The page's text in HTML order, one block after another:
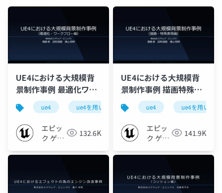
UE4における大規模背
景制作事例 最適化ワー
クフロー編【UE4を用
いた大規模開発事例紹
介 ~スクウェア・エニ
ックス様をお招きして~
2019】
ue4 ue4を用いた大規模開発事例紹介 ue-
エピッ
ク ゲー
ャパン
132.6K
UE4における大規模背
景制作事例 描画特殊表
現編【UE4を用いた大
規模開発事例紹介 ~ス
クウェア・エニックス
様をお招きして~
2019】
ue4 ue4を用いた
エピッ
ク ゲー
ャパン
141.9K